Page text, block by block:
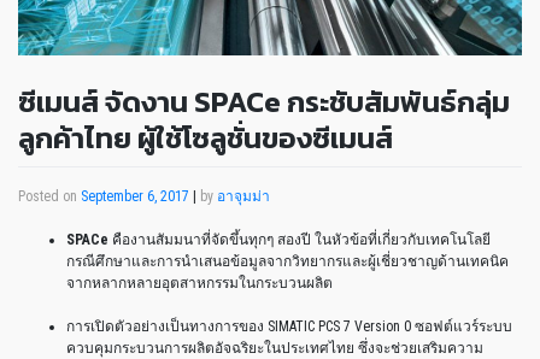
ซีเมนส์ จัดงาน SPACe กระชับสัมพันธ์กลุ่ม
ลูกค้าไทย ผู้ใช้โซลูชั่นของซีเมนส์
Posted on September 6, 2017 | by อาจุมม่า
SPACe คืองานสัมมนาที่จัดขึ้นทุกๆ สองปี ในหัวข้อที่เกี่ยวกับเทคโนโลยี
กรณีศึกษาและการนำเสนอข้อมูลจากวิทยากรและผู้เชี่ยวชาญด้านเทคนิค
จากหลากหลายอุตสาหกรรมในกระบวนผลิต
การเปิดตัวอย่างเป็นทางการของ SIMATIC PCS 7 Version 0 ซอฟต์แวร์ระบบ
ควบคุมกระบวนการผลิตอัจฉริยะในประเทศไทย ซึ่งจะช่วยเสริมความ